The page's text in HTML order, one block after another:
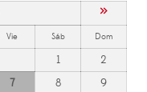
»
Vie Sáb Dom
1
2
7 8
9